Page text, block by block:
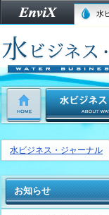
水
水ビジネス・ジャーナル
お知らせ